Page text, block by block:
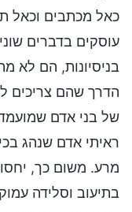
כאל מכתבים וכאל
עוסקים בדברים
בניסיונות, הם לא
הדרך שהם צריכים
של בני אדם
ראיתי אדם שנהג
מרע. משום כך,
בתיעוב וסלידה